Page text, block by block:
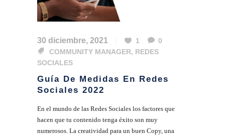
30 diciembre, 2021 1
0
COMMUNITY MANAGER, REDES
SOCIALES
Guía De Medidas En Redes
Sociales 2022
En el mundo de las Redes Sociales los factores que
hacen que tu contenido tenga éxito son muy
numerosos. La creatividad para un buen Copy, una